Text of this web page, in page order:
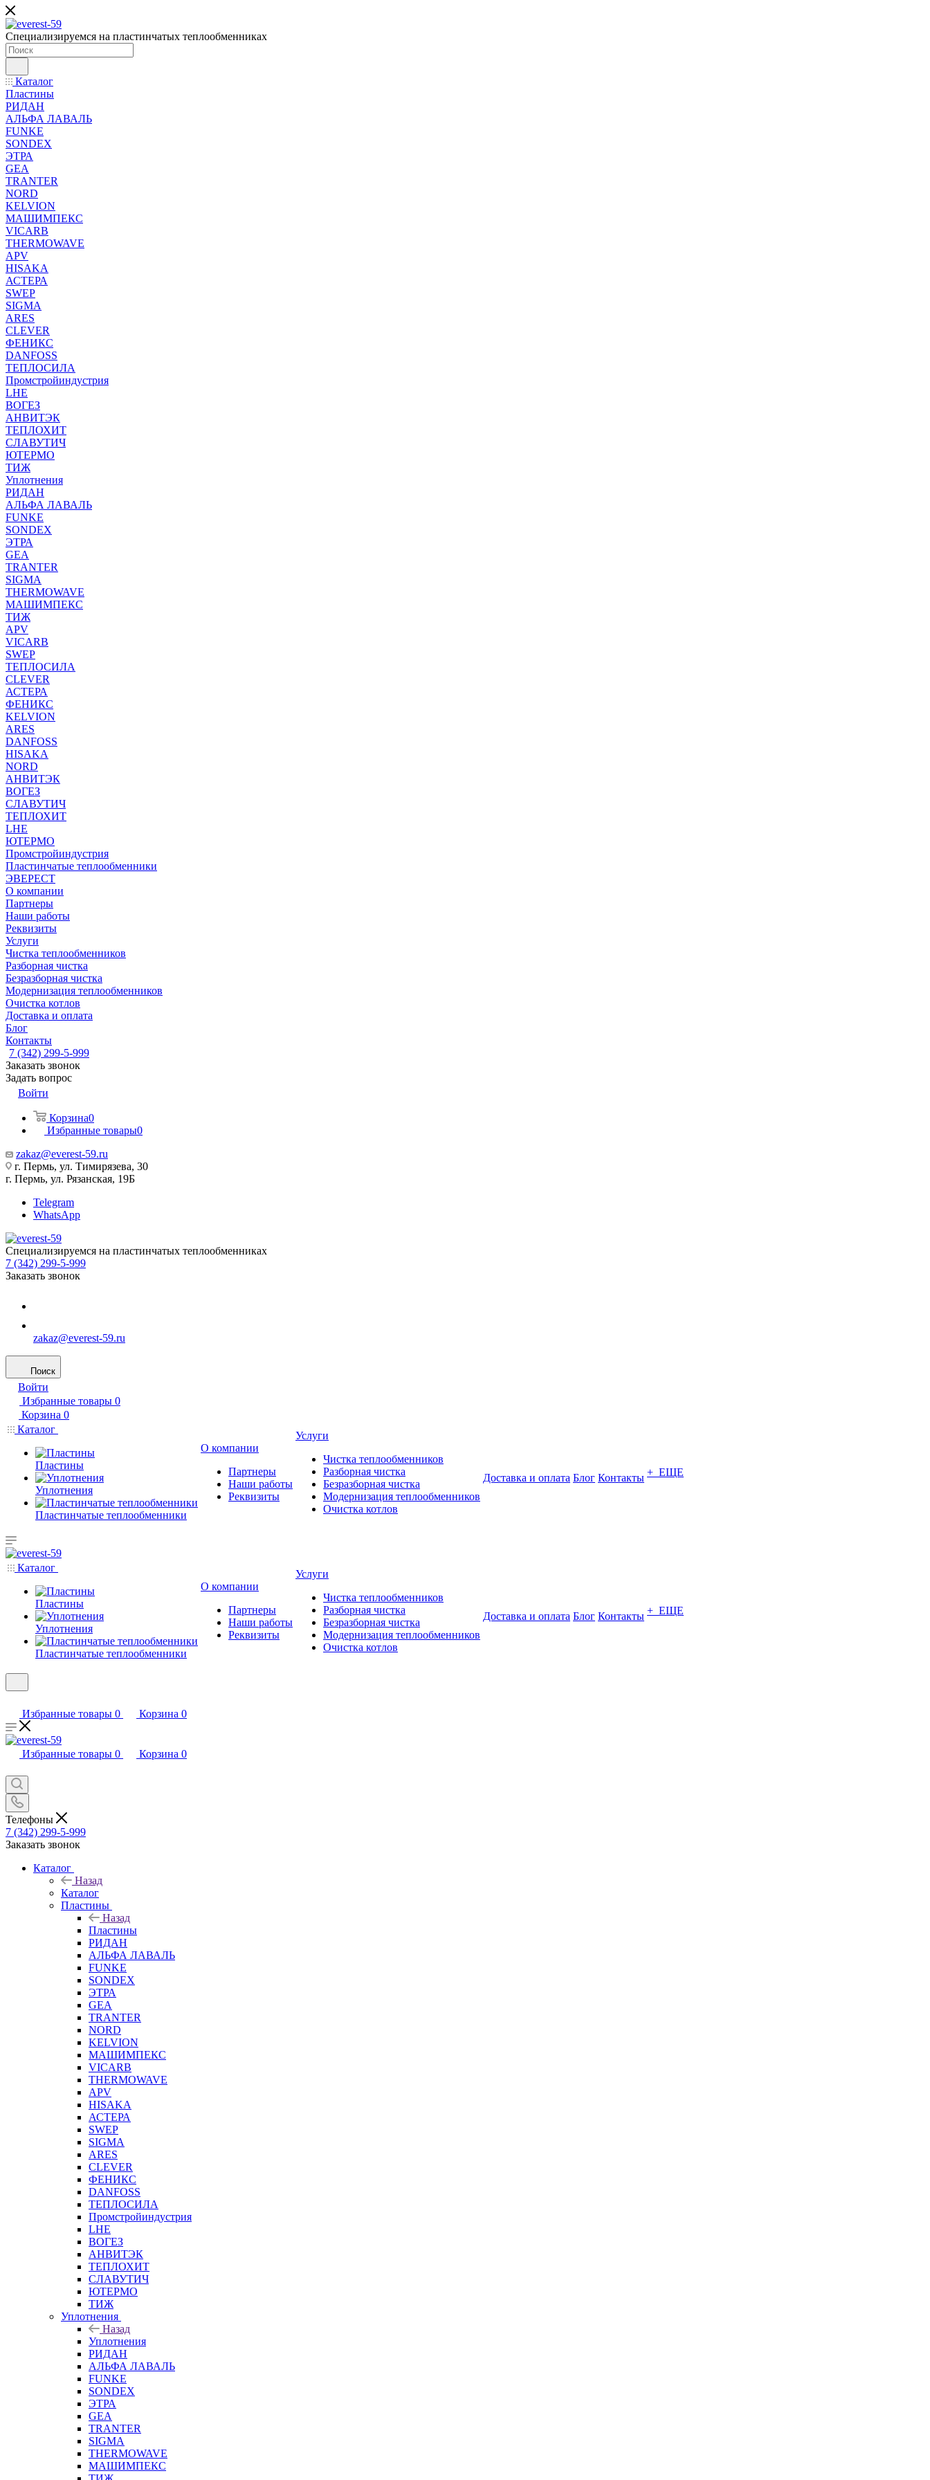
Специализируемся на пластинчатых теплообменниках
Каталог
Пластины
РИДАН
АЛЬФА ЛАВАЛЬ
FUNKE
SONDEX
ЭТРА
GEA
TRANTER
NORD
KELVION
МАШИМПЕКС
VICARB
THERMOWAVE
APV
HISAKA
АСТЕРА
SWEP
SIGMA
ARES
CLEVER
ФЕНИКС
DANFOSS
ТЕПЛОСИЛА
Промстройиндустрия
LHE
ВОГЕЗ
АНВИТЭК
ТЕПЛОХИТ
СЛАВУТИЧ
ЮТЕРМО
ТИЖ
Уплотнения
РИДАН
АЛЬФА ЛАВАЛЬ
FUNKE
SONDEX
ЭТРА
GEA
TRANTER
SIGMA
THERMOWAVE
МАШИМПЕКС
ТИЖ
APV
VICARB
SWEP
ТЕПЛОСИЛА
CLEVER
АСТЕРА
ФЕНИКС
KELVION
ARES
DANFOSS
HISAKA
NORD
АНВИТЭК
ВОГЕЗ
СЛАВУТИЧ
ТЕПЛОХИТ
LHE
ЮТЕРМО
Промстройиндустрия
Пластинчатые теплообменники
ЭВЕРЕСТ
О компании
Партнеры
Наши работы
Реквизиты
Услуги
Чистка теплообменников
Разборная чистка
Безразборная чистка
Модернизация теплообменников
Очистка котлов
Доставка и оплата
Блог
Контакты
7 (342) 299-5-999
Заказать звонок
Задать вопрос
Войти
Корзина0
Избранные товары0
zakaz@everest-59.ru
г. Пермь, ул. Тимирязева, 30
г. Пермь, ул. Рязанская, 19Б
Telegram
WhatsApp
Специализируемся на пластинчатых теплообменниках
7 (342) 299-5-999
Заказать звонок
zakaz@everest-59.ru
Поиск
Войти
Избранные товары 0
Корзина 0
Каталог
Пластины
Уплотнения
Пластинчатые теплообменники
О компании
Партнеры
Наши работы
Реквизиты
Услуги
Чистка теплообменников
Разборная чистка
Безразборная чистка
Модернизация теплообменников
Очистка котлов
Доставка и оплата Блог Контакты + ЕЩЕ
Каталог
Пластины
Уплотнения
Пластинчатые теплообменники
О компании
Партнеры
Наши работы
Реквизиты
Услуги
Чистка теплообменников
Разборная чистка
Безразборная чистка
Модернизация теплообменников
Очистка котлов
Доставка и оплата Блог Контакты + ЕЩЕ
Избранные товары 0 Корзина 0
Избранные товары 0 Корзина 0
Телефоны
7 (342) 299-5-999
Заказать звонок
Каталог
Назад
Каталог
Пластины
Назад
Пластины
РИДАН
АЛЬФА ЛАВАЛЬ
FUNKE
SONDEX
ЭТРА
GEA
TRANTER
NORD
KELVION
МАШИМПЕКС
VICARB
THERMOWAVE
APV
HISAKA
АСТЕРА
SWEP
SIGMA
ARES
CLEVER
ФЕНИКС
DANFOSS
ТЕПЛОСИЛА
Промстройиндустрия
LHE
ВОГЕЗ
АНВИТЭК
ТЕПЛОХИТ
СЛАВУТИЧ
ЮТЕРМО
ТИЖ
Уплотнения
Назад
Уплотнения
РИДАН
АЛЬФА ЛАВАЛЬ
FUNKE
SONDEX
ЭТРА
GEA
TRANTER
SIGMA
THERMOWAVE
МАШИМПЕКС